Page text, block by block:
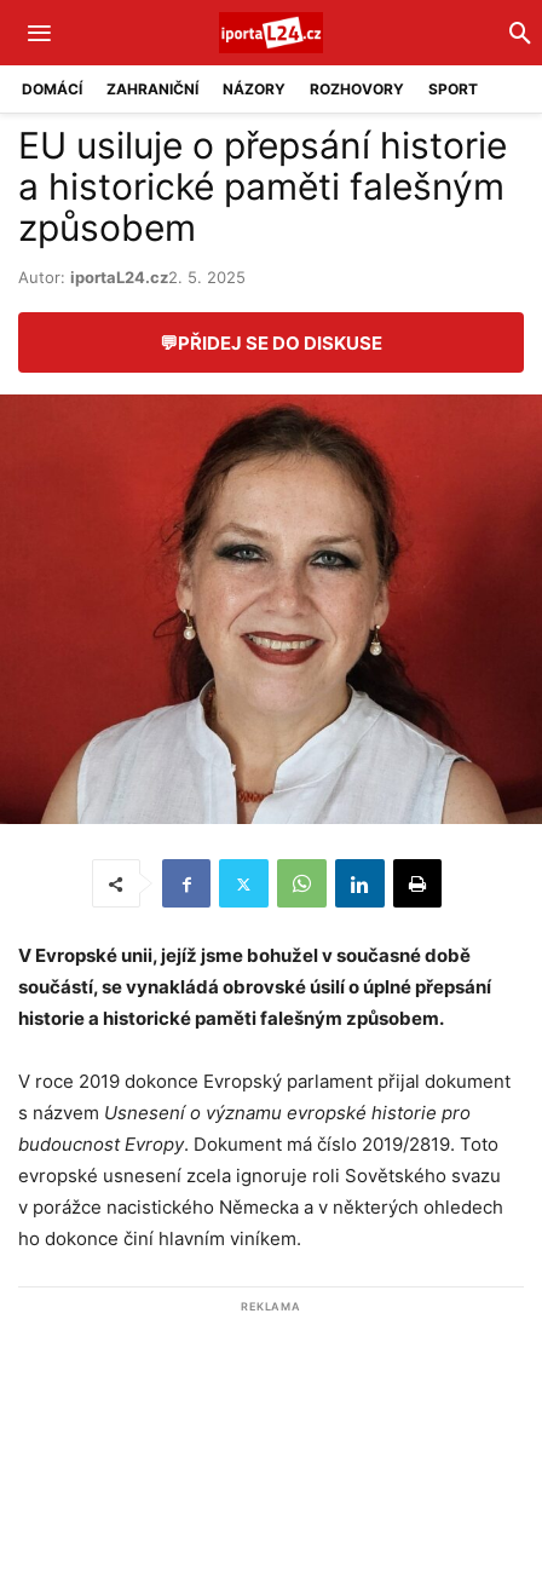
DOMÁCÍ ZAHRANIČNÍ NÁZORY ROZHOVORY SPORT
EU usiluje o přepsání historie
a historické paměti falešným
způsobem
Autor: iportaL24.cz2. 5. 2025
💬PŘIDEJ SE DO DISKUSE
V Evropské unii, jejíž jsme bohužel v současné době
součástí, se vynakládá obrovské úsilí o úplné přepsání
historie a historické paměti falešným způsobem.
V roce 2019 dokonce Evropský parlament přijal dokument
s názvem Usnesení o významu evropské historie pro
budoucnost Evropy. Dokument má číslo 2019/2819. Toto
evropské usnesení zcela ignoruje roli Sovětského svazu
v porážce nacistického Německa a v některých ohledech
ho dokonce činí hlavním viníkem.
REKLAMA